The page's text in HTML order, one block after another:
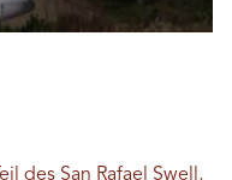
des San Rafael Swell,